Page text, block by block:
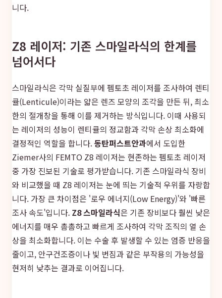
니다.
Z8 레이저: 기존 스마일라식의 한계를
넘어서다
스마일라식은 각막 실질부에 펨토초 레이저를 조사하여 렌티
큘(Lenticule)이라는 얇은 렌즈 모양의 조각을 만든 뒤, 최소
한의 절개창을 통해 이를 제거하는 방식입니다. 이때 사용되
는 레이저의 성능이 렌티큘의 정교함과 각막 손상 최소화에
결정적인 역할을 합니다.동탄퍼스트안과에서 도입한
Ziemer사의 FEMTO Z8 레이저는 현존하는 펨토초 레이저
중 가장 진보된 기술로 평가받습니다. 기존 스마일라식 장비
와 비교했을 때 Z8 레이저는 눈에 띄는 기술적 우위를 자랑합
니다. 가장 큰 차이점은 '로우 에너지(Low Energy)'와 '빠른
조사 속도'입니다. Z8 스마일라식은 기존 장비보다 훨씬 낮은
에너지를 매우 촘촘하고 빠르게 조사하여 각막 조직의 열 손
상을 최소화합니다. 이는 수술 후 발생할 수 있는 염증 반응을
줄이고, 안구건조증이나 빛 번짐과 같은 부작용의 가능성을
현저히 낮추는 결과로 이어집니다.